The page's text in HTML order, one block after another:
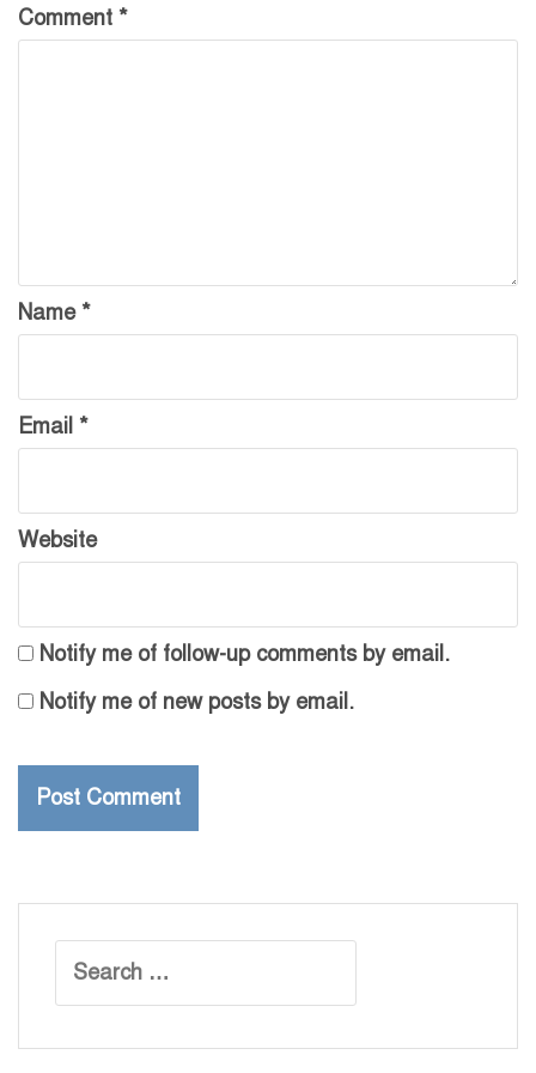
Comment *
Name *
Email *
Website
Notify me of follow-up comments by email.
Notify me of new posts by email.
for: